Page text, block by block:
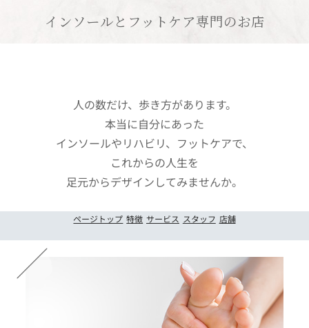
インソールとフットケア専門のお店
人の数だけ、歩き方があります。
本当に自分にあった
インソールやリハビリ、フットケアで、
これからの人生を
足元からデザインしてみませんか。
ページトップ 特徴 サービス スタッフ 店舗